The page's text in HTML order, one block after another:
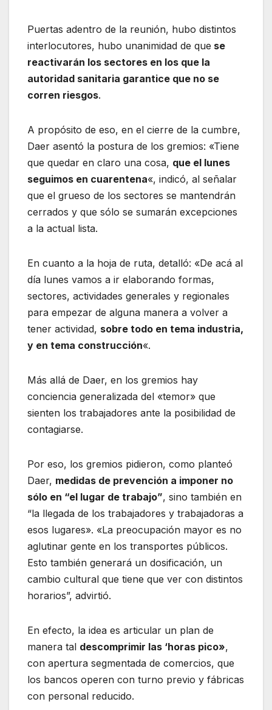
Puertas adentro de la reunión, hubo distintos
interlocutores, hubo unanimidad de que se
reactivarán los sectores en los que la
autoridad sanitaria garantice que no se
corren riesgos.
A propósito de eso, en el cierre de la cumbre,
Daer asentó la postura de los gremios: «Tiene
que quedar en claro una cosa, que el lunes
seguimos en cuarentena«, indicó, al señalar
que el grueso de los sectores se mantendrán
cerrados y que sólo se sumarán excepciones
a la actual lista.
En cuanto a la hoja de ruta, detalló: «De acá al
día lunes vamos a ir elaborando formas,
sectores, actividades generales y regionales
para empezar de alguna manera a volver a
tener actividad, sobre todo en tema industria,
y en tema construcción«.
Más allá de Daer, en los gremios hay
conciencia generalizada del «temor» que
sienten los trabajadores ante la posibilidad de
contagiarse.
Por eso, los gremios pidieron, como planteó
Daer, medidas de prevención a imponer no
sólo en “el lugar de trabajo”, sino también en
“la llegada de los trabajadores y trabajadoras a
esos lugares». «La preocupación mayor es no
aglutinar gente en los transportes públicos.
Esto también generará un dosificación, un
cambio cultural que tiene que ver con distintos
horarios”, advirtió.
En efecto, la idea es articular un plan de
manera tal descomprimir las ‘horas pico»,
con apertura segmentada de comercios, que
los bancos operen con turno previo y fábricas
con personal reducido.